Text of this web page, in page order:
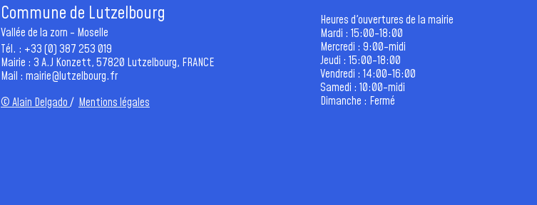
Commune de Lutzelbourg
Vallée de la zorn - Moselle
Tél. : +33 (0) 387 253 019
Mairie : 3 A.J Konzett, 57820 Lutzelbourg, FRANCE
Mail : mairie@lutzelbourg.fr
© Alain Delgado/ Mentions légales
Heures d'ouvertures de la mairie
Mardi : 15:00-18:00
Mercredi : 9:00-midi
Jeudi : 15:00-18:00
Vendredi : 14:00-16:00
Samedi : 10:00-midi
Dimanche : Fermé